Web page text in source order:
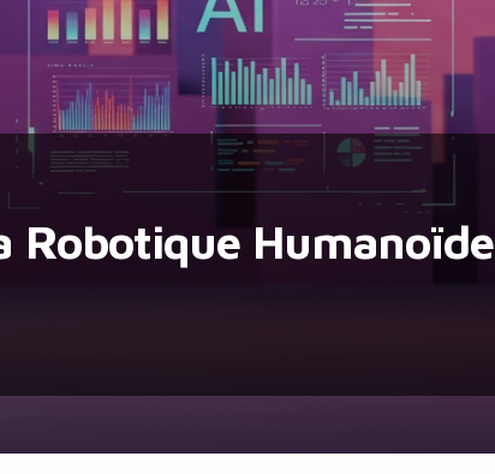
Robotique Humanoïde